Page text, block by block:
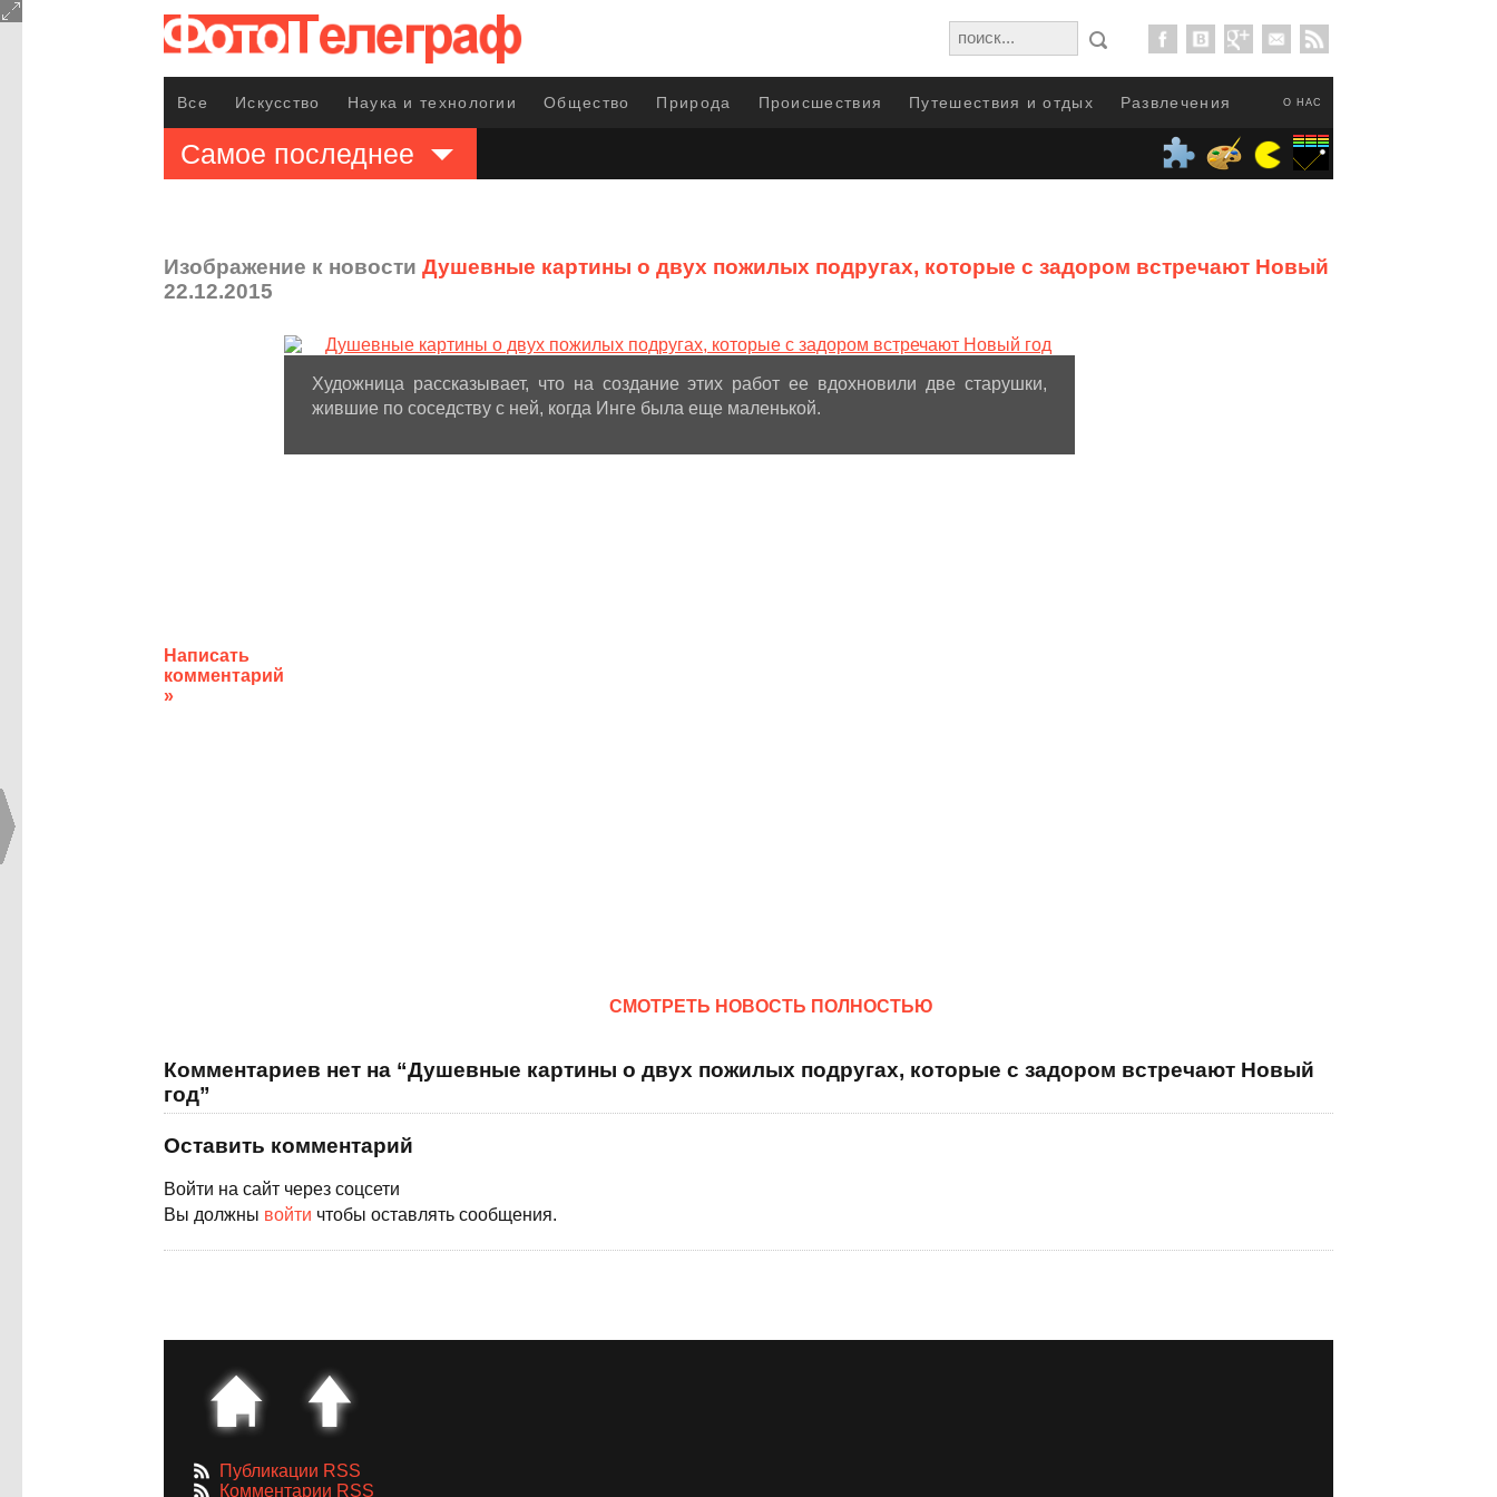
О НАС
Все Искусство Наука и технологии Общество Природа Происшествия Путешествия и отдых Развлечения
Самое последнее
Изображение к новости Душевные картины о двух пожилых подругах, которые с задором встречают Новый год
22.12.2015
Написать
комментарий
»
Художница рассказывает, что на создание этих работ ее вдохновили две старушки,
жившие по соседству с ней, когда Инге была еще маленькой.
CМОТРЕТЬ НОВОСТЬ ПОЛНОСТЬЮ
Комментариев нет на “Душевные картины о двух пожилых подругах, которые с задором встречают Новый
год”
Оставить комментарий
Войти на сайт через соцсети
Вы должны войти чтобы оставлять сообщения.
Публикации RSS
Комментарии RSS